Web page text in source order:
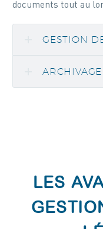
documents tout au
GESTION
LES